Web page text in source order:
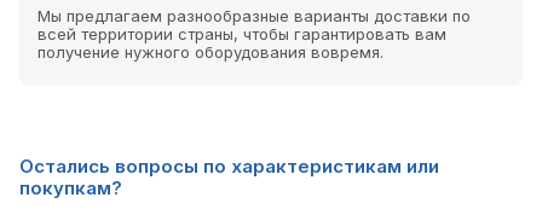
Мы предлагаем разнообразные варианты доставки по
всей территории страны, чтобы гарантировать вам
получение нужного оборудования вовремя.
Остались вопросы по характеристикам или
покупкам?